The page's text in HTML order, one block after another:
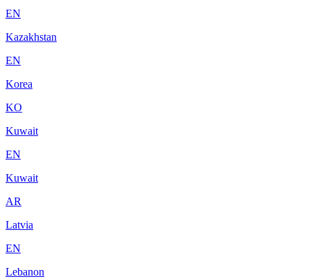
EN
Kazakhstan
EN
Korea
KO
Kuwait
EN
Kuwait
AR
Latvia
EN
Lebanon